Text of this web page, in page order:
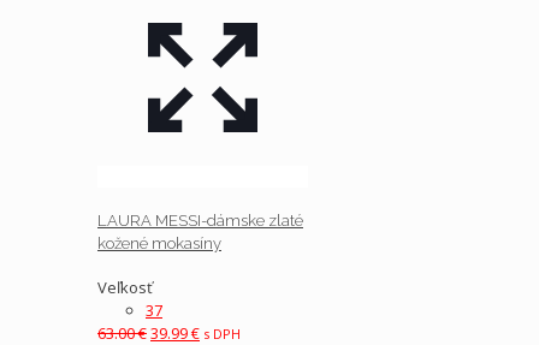
LAURA MESSI-dámske zlaté
kožené mokasíny
Veľkosť
37
63.00€Pôvodná
39.99€ Aktuálna
s DPH